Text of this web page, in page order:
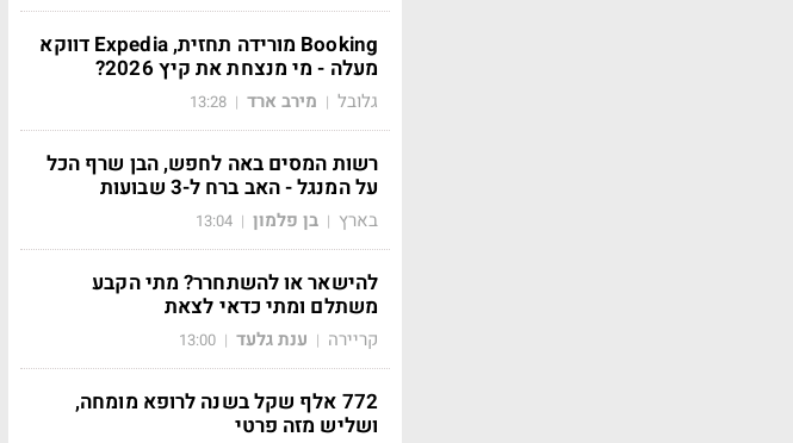
Booking מורידה תחזית, Expedia דווקא
מעלה - מי מנצחת את קיץ 2026?
גלובל | מירב ארד |
13:28
רשות המסים באה לחפש, הבן שרף הכל
על המנגל - האב ברח ל-3 שבועות
בארץ | בן פלמון |
13:04
להישאר או להשתחרר? מתי הקבע
משתלם ומתי כדאי לצאת
קריירה | ענת גלעד |
13:00
772 אלף שקל בשנה לרופא מומחה,
ושליש מזה פרטי